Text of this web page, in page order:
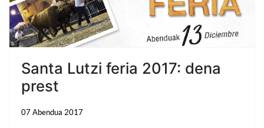
Santa Lutzi feria 2017: dena
prest
07 Abendua 2017